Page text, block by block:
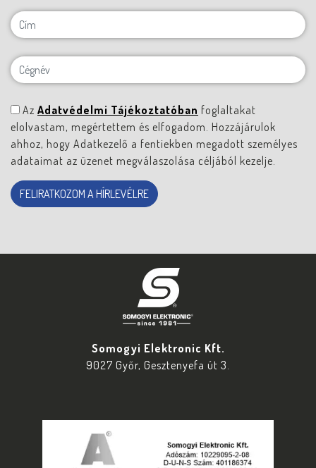
Az Adatvédelmi Tájékoztatóban foglaltakat
elolvastam, megértettem és elfogadom. Hozzájárulok
ahhoz, hogy Adatkezelő a fentiekben megadott személyes
adataimat az üzenet megválaszolása céljából kezelje.
FELIRATKOZOM A HÍRLEVÉLRE
Somogyi Elektronic Kft.
9027 Győr, Gesztenyefa út 3.